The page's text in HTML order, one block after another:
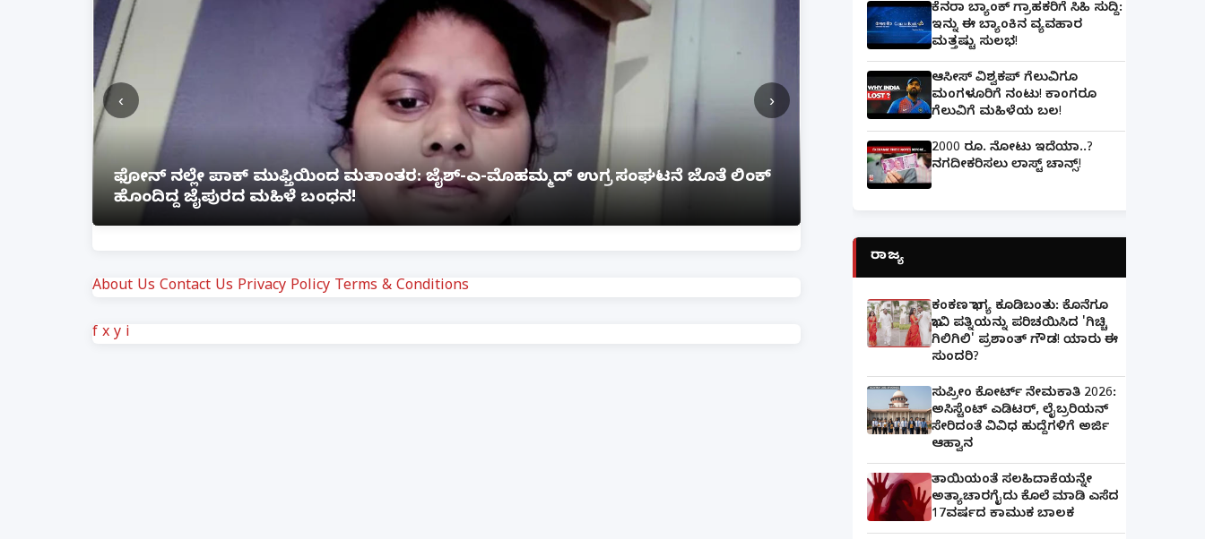
ಲಕ್ನೋ ಗೇಮಿಂಗ್ ಜೋನ್‌ನಲ್ಲಿ ಭೀಕರ ಅಗ್ನಿ ಅವಘಡ: 12 ಮಂದಿ ಸಜೀವ ದಹನ, ಹಲವರಿಗೆ ಗಂಭೀರ
ಗಾಯ
‹ ›
About Us Contact Us Privacy Policy Terms & Conditions
f x y i
ಕೆನರಾ ಬ್ಯಾಂಕ್‌ ಗ್ರಾಹಕರಿಗೆ ಸಿಹಿ ಸುದ್ದಿ:
ಇನ್ನು ಈ ಬ್ಯಾಂಕಿನ ವ್ಯವಹಾರ
ಮತ್ತಷ್ಟು ಸುಲಭ!
ಆಸೀಸ್ ವಿಶ್ವಕಪ್ ಗೆಲುವಿಗೂ
ಮಂಗಳೂರಿಗೆ ನಂಟು! ಕಾಂಗರೂ
ಗೆಲುವಿಗೆ ಮಹಿಳೆಯ ಬಲ!
2000 ರೂ. ನೋಟು ಇದೆಯಾ..?
ನಗದೀಕರಿಸಲು ಲಾಸ್ಟ್‌ ಚಾನ್ಸ್‌!
ರಾಜ್ಯ
ಕಂಕಣ ಭಾಗ್ಯ ಕೂಡಿಬಂತು: ಕೊನೆಗೂ
ಭಾವಿ ಪತ್ನಿಯನ್ನು ಪರಿಚಯಿಸಿದ 'ಗಿಚ್ಚಿ
ಗಿಲಿಗಿಲಿ' ಪ್ರಶಾಂತ್ ಗೌಡ! ಯಾರು ಈ
ಸುಂದರಿ?
ಸುಪ್ರೀಂ ಕೋರ್ಟ್ ನೇಮಕಾತಿ 2026:
ಅಸಿಸ್ಟೆಂಟ್ ಎಡಿಟರ್, ಲೈಬ್ರರಿಯನ್
ಸೇರಿದಂತೆ ವಿವಿಧ ಹುದ್ದೆಗಳಿಗೆ ಅರ್ಜಿ
ಆಹ್ವಾನ
ತಾಯಿಯಂತೆ ಸಲಹಿದಾಕೆಯನ್ನೇ
ಅತ್ಯಾಚಾರಗೈದು ಕೊಲೆ ಮಾಡಿ ಎಸೆದ
17ವರ್ಷದ ಕಾಮುಕ ಬಾಲಕ